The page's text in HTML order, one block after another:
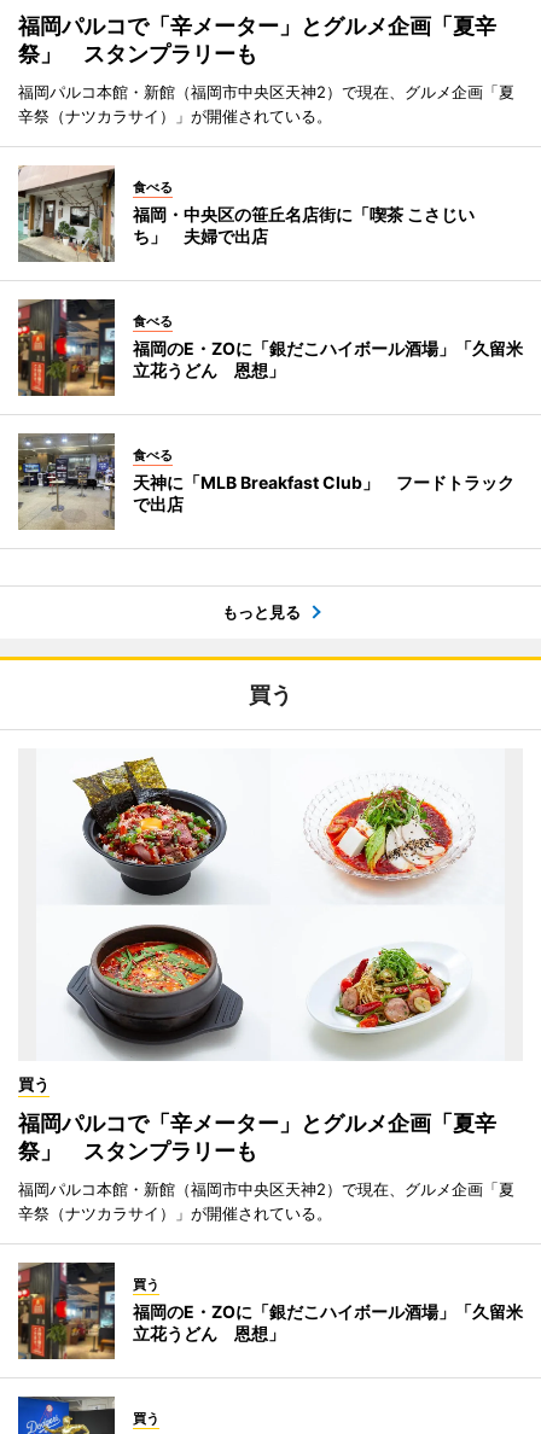
福岡パルコで「辛メーター」とグルメ企画「夏辛
祭」 スタンプラリーも
福岡パルコ本館・新館（福岡市中央区天神2）で現在、グルメ企画「夏
辛祭（ナツカラサイ）」が開催されている。
食べる
福岡・中央区の笹丘名店街に「喫茶 こさじい
ち」 夫婦で出店
食べる
福岡のE・ZOに「銀だこハイボール酒場」「久留米
立花うどん 恩想」
食べる
天神に「MLB Breakfast Club」 フードトラック
で出店
もっと見る
買う
買う
福岡パルコで「辛メーター」とグルメ企画「夏辛
祭」 スタンプラリーも
福岡パルコ本館・新館（福岡市中央区天神2）で現在、グルメ企画「夏
辛祭（ナツカラサイ）」が開催されている。
買う
福岡のE・ZOに「銀だこハイボール酒場」「久留米
立花うどん 恩想」
買う